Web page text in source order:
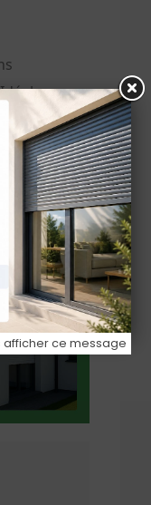
pour
afficher ce message